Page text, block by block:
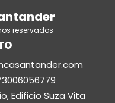
reservados
Edificio Suza Vita